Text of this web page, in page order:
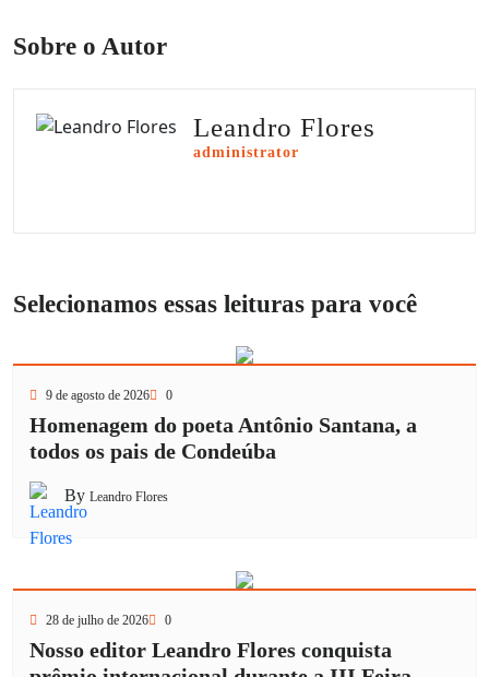
Sobre o Autor
Leandro Flores
administrator
Selecionamos essas leituras para você
9 de agosto de 2026 0
Homenagem do poeta Antônio Santana, a
todos os pais de Condeúba
By Leandro Flores
28 de julho de 2026 0
Nosso editor Leandro Flores conquista